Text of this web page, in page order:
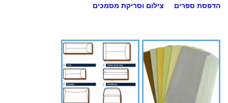
הדפסת ספרים צילום וסריקת מסמכים